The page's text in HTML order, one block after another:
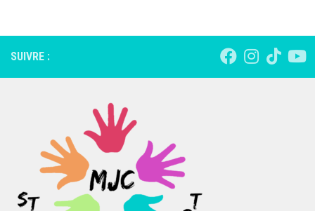
SUIVRE :